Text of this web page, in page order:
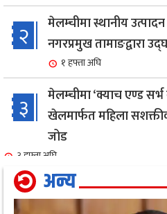
२
मेलम्चीमा स्थानीय
नगरप्रमुख तामाङद्वारा
१ हफ्ता अघि
३
मेलम्चीमा ‘क्याच एण्ड सर्भ
खेलमार्फत महिला
जोड
३ हफ्ता अघि
४
एक सफल बाइक मेकानिक
दमदार ईन्ट्री,नायिका
अन्य